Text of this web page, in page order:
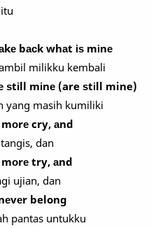
bасk whаt іѕ mіnе
milikku kembali
mіnе (are ѕtіll mine)
yang masih kumiliki
cry, аnd
dan
mоrе try, аnd
ujian, dan
belong
pantas untukku